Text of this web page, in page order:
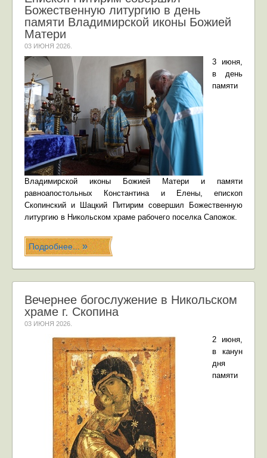
Божественную литургию в день
памяти Владимирской иконы Божией
Матери
03 ИЮНЯ 2026
3 июня,
в день
памяти
Владимирской иконы Божией Матери и памяти
равноапостольных Константина и Елены, епископ
Скопинский и Шацкий Питирим совершил Божественную
литургию в Никольском храме рабочего поселка Сапожок.
Подробнее...
Вечернее богослужение в Никольском
храме г. Скопина
03 ИЮНЯ 2026
2 июня,
в канун
дня
памяти